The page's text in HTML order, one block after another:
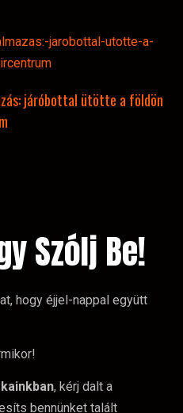
járóbottal ütötte a földön
Szólj Be!
hogy éjjel-nappal együtt
, kérj dalt a
bennünket talált